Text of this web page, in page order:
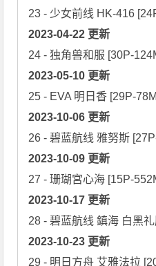
2023-04-22 更新
2023-05-10 更新
2023-10-06 更新
2023-10-09 更新
2023-10-17 更新
2023-10-23 更新